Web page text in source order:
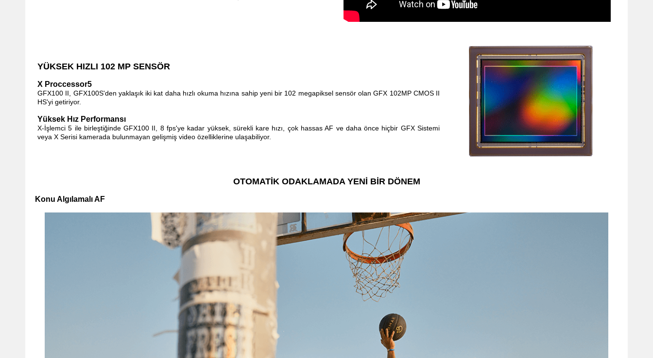
YÜKSEK HIZLI 102 MP SENSÖR
X Proccessor5
GFX100 II, GFX100S'den yaklaşık iki kat daha hızlı okuma hızına sahip yeni bir 102 megapiksel sensör olan GFX 102MP CMOS II
HS'yi getiriyor.
Yüksek Hız Performansı
X-İşlemci 5 ile birleştiğinde GFX100 II, 8 fps'ye kadar yüksek, sürekli kare hızı, çok hassas AF ve daha önce hiçbir GFX Sistemi
veya X Serisi kamerada bulunmayan gelişmiş video özelliklerine ulaşabiliyor.
OTOMATİK ODAKLAMADA YENİ BİR DÖNEM
Konu Algılamalı AF